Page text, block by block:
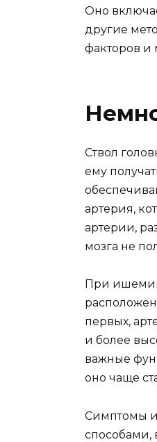
Оно
другие
факторов и
Ствол
ему
артерия,
артерии,
мозга не
При
первых,
и более
важные
оно чаще
Симптомы
способами,